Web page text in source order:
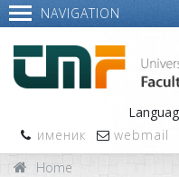
NAVIGATION
именик webmail
Home